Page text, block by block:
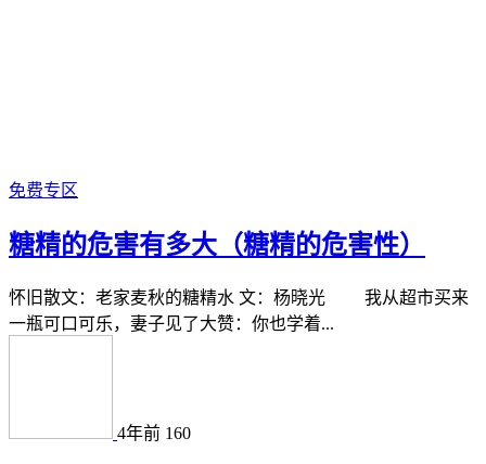
免费专区
糖精的危害有多大（糖精的危害性）
怀旧散文：老家麦秋的糖精水 文：杨晓光 我从超市买来
一瓶可口可乐，妻子见了大赞：你也学着...
4年前 160